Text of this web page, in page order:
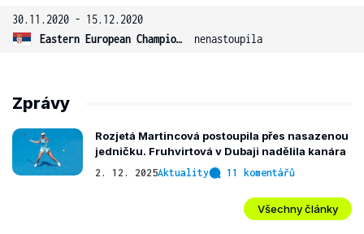
30.11.2020 - 15.12.2020
Eastern European Championship
nenastoupila
Zprávy
Rozjetá Martincová postoupila přes nasazenou
jedničku. Fruhvirtová v Dubaji nadělila kanára
2. 12. 2025Aktuality 11 komentářů
Všechny články